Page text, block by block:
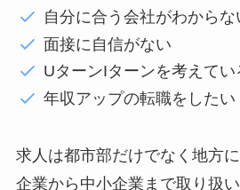
自分に合う会社がわからな
面接に自信がない
UターンIターンを考えてい
年収アップの転職をしたい
求人は都市部だけでなく地方
企業から中小企業まで取り扱い